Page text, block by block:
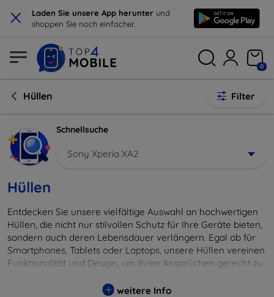
× Laden Sie unsere App herunter und
shoppen Sie noch einfacher.
0
Hüllen Filter
Schnellsuche
Sony Xperia XA2
Hüllen
Entdecken Sie unsere vielfältige Auswahl an hochwertigen
Hüllen, die nicht nur stilvollen Schutz für Ihre Geräte bieten,
sondern auch deren Lebensdauer verlängern. Egal ob für
Smartphones, Tablets oder Laptops, unsere Hüllen vereinen
Funktionalität und Design, um Ihren Ansprüchen gerecht zu
Farben, um Ihren persönlichen Stil perfekt zu
weitere Info